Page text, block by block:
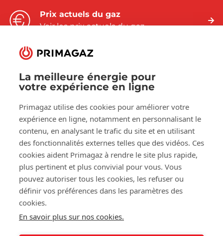
La meilleure énergie pour
votre expérience en ligne
Primagaz utilise des cookies pour améliorer votre
expérience en ligne, notamment en personnalisant le
contenu, en analysant le trafic du site et en utilisant
des fonctionnalités externes telles que des vidéos. Ces
cookies aident Primagaz à rendre le site plus rapide,
plus pertinent et plus convivial pour vous. Vous
pouvez autoriser tous les cookies, les refuser ou
définir vos préférences dans les paramètres des
cookies.
En savoir plus sur nos cookies.
Prix actuels du gaz
Voir les prix actuels du gaz
Suivez-nous sur:
Facebook
LinkedInYouTube
À propos de Primagaz
Aide et conseil
Nos outils